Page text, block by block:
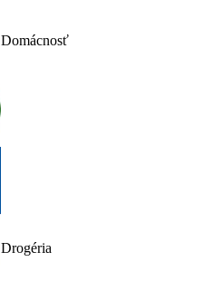
Domácnosť
Drogéria